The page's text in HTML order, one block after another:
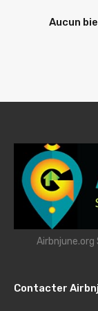
Aucun
Airbnjune.org
Contacter